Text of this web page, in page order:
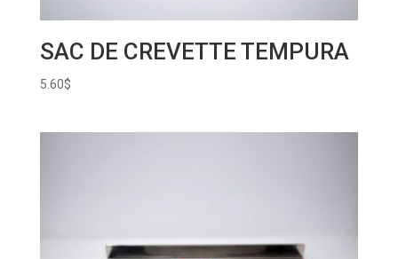
SAC DE CREVETTE TEMPURA
5.60$